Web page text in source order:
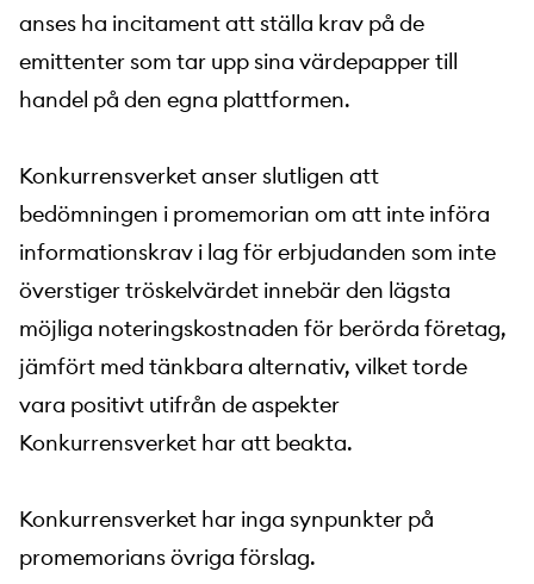
anses ha incitament att ställa krav på de
emittenter som tar upp sina värdepapper till
handel på den egna plattformen.
Konkurrensverket anser slutligen att
bedömningen i promemorian om att inte införa
informationskrav i lag för erbjudanden som inte
överstiger tröskelvärdet innebär den lägsta
möjliga noteringskostnaden för berörda företag,
jämfört med tänkbara alternativ, vilket torde
vara positivt utifrån de aspekter
Konkurrensverket har att beakta.
Konkurrensverket har inga synpunkter på
promemorians övriga förslag.